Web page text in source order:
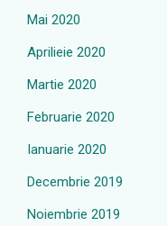
Mai 2020
Aprilieie 2020
Martie 2020
Februarie 2020
Ianuarie 2020
Decembrie 2019
Noiembrie 2019